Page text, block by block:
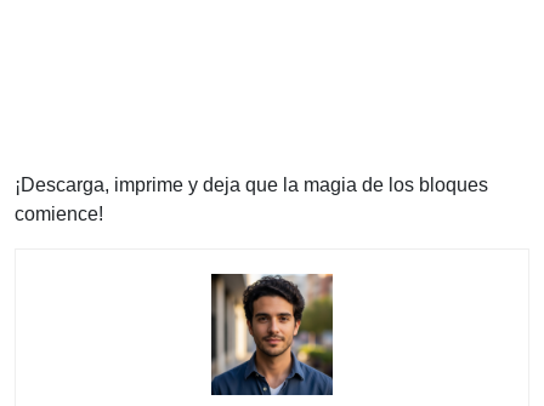
¡Descarga, imprime y deja que la magia de los bloques
comience!